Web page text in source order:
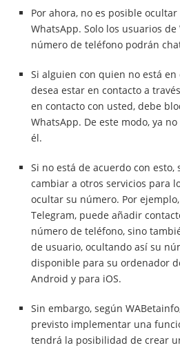
Por ahora, no es posible
WhatsApp. Solo los usuarios
número de teléfono podrán
Si alguien con quien no está
desea estar en contacto a
en contacto con usted, debe
WhatsApp. De este modo, ya
él.
Si no está de acuerdo con esto,
cambiar a otros servicios para
ocultar su número. Por
Telegram, puede añadir
número de teléfono, sino
de usuario, ocultando así su
disponible para su ordenador
Android y para iOS.
Sin embargo, según
previsto implementar una
tendrá la posibilidad de crear